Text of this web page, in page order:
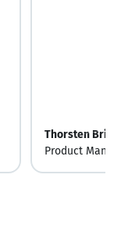
Thorsten
Product